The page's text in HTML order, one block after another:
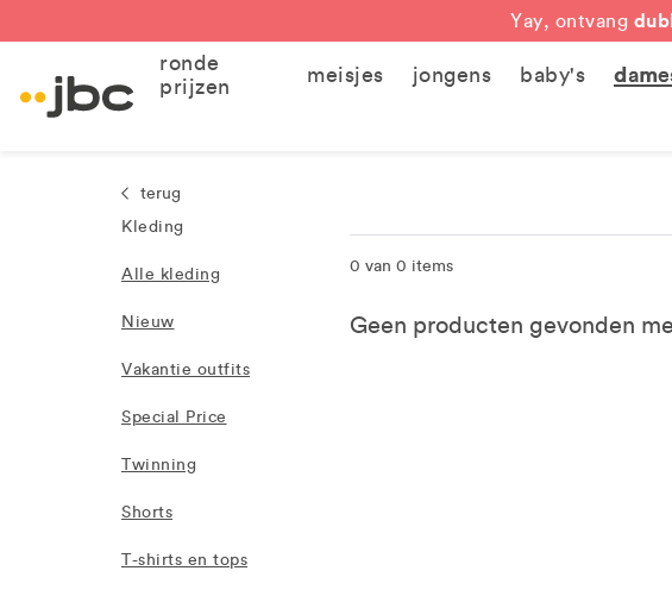
Yay, ontvang
ronde
prijzen
meisjes jongens baby's
terug
Kleding
Alle kleding
Nieuw
Vakantie outfits
Special Price
Twinning
Shorts
T-shirts en tops
0 van 0 items
Geen producten gevonden